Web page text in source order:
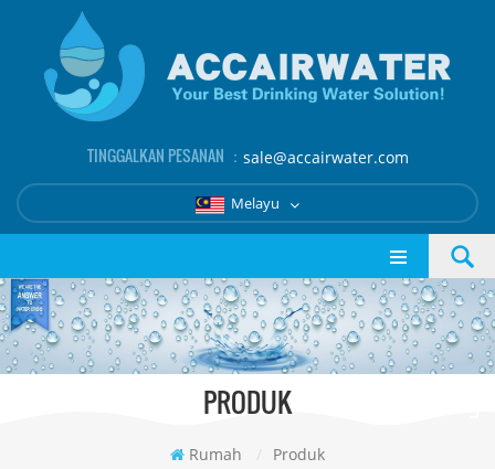
TINGGALKAN PESANAN ： sale@accairwater.com
Melayu
PRODUK
Rumah / Produk